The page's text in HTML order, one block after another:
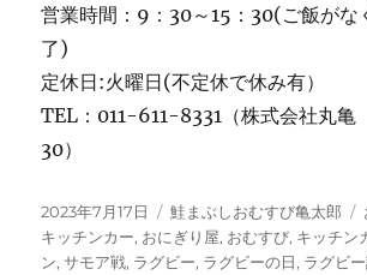
営業時間：9：30～15：30(ご飯がな
了)
定休日:火曜日(不定休で休み有）
TEL：011-611-8331（株式会社丸
30）
投
稿
日:
2023年7月17日
カ
テ
ゴ
鮭まぶしおむすび亀太郎
キッチンカー, おにぎり屋, おむすび, キッチン
ン,サモア戦, ラグビー, ラグビーの日, ラグビ